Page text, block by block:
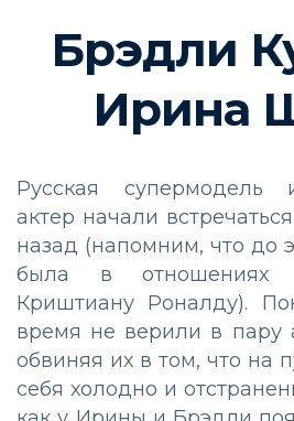
Брэдли
Ирина
Русская супермодель
актер начали
назад (напомним, что до
была в отношениях
Криштиану Роналду).
время не верили в пару
обвиняя их в том, что на
себя холодно и